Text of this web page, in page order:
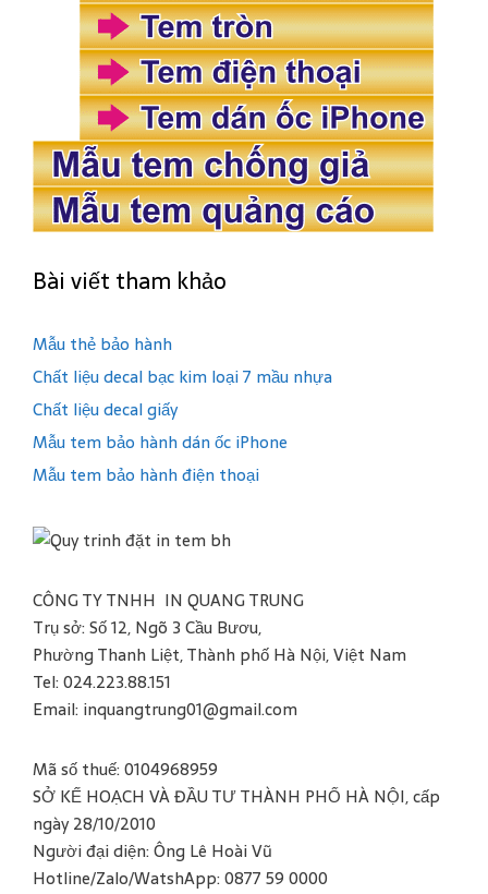
Bài viết tham khảo
Mẫu thẻ bảo hành
Chất liệu decal bạc kim loại 7 mầu nhựa
Chất liệu decal giấy
Mẫu tem bảo hành dán ốc iPhone
Mẫu tem bảo hành điện thoại
CÔNG TY TNHH IN QUANG TRUNG
Trụ sở: Số 12, Ngõ 3 Cầu Bươu,
Phường Thanh Liệt, Thành phố Hà Nội, Việt Nam
Tel: 024.223.88.151
Email: inquangtrung01@gmail.com
Mã số thuế: 0104968959
SỞ KẾ HOẠCH VÀ ĐẦU TƯ THÀNH PHỐ HÀ NỘI, cấp
ngày 28/10/2010
Người đại diện: Ông Lê Hoài Vũ
Hotline/Zalo/WatshApp: 0877 59 0000